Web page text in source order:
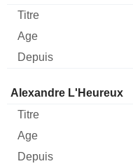
Administrateur Titre Age
Alexandre L'Heureux